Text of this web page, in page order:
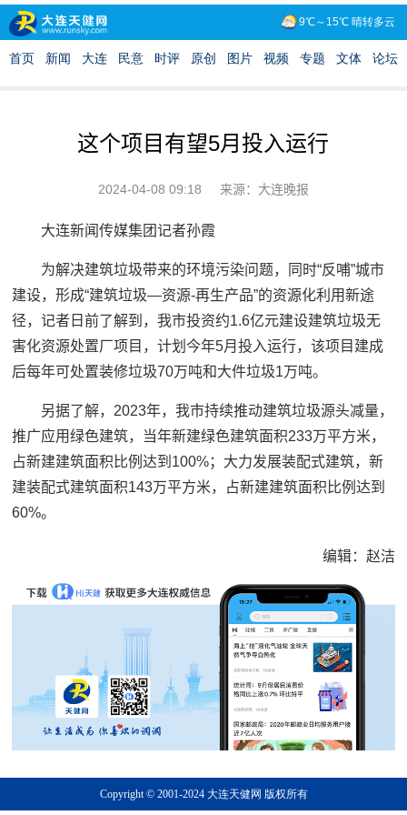
这个项目有望5月投入运行
2024-04-08 09:18 来源：大连晚报
大连新闻传媒集团记者孙霞
为解决建筑垃圾带来的环境污染问题，同时“反哺”城市
建设，形成“建筑垃圾—资源-再生产品”的资源化利用新途
径，记者日前了解到，我市投资约1.6亿元建设建筑垃圾无
害化资源处置厂项目，计划今年5月投入运行，该项目建成
后每年可处置装修垃圾70万吨和大件垃圾1万吨。
另据了解，2023年，我市持续推动建筑垃圾源头减量，
推广应用绿色建筑，当年新建绿色建筑面积233万平方米，
占新建建筑面积比例达到100%；大力发展装配式建筑，新
建装配式建筑面积143万平方米，占新建建筑面积比例达到
60%。
编辑：赵洁